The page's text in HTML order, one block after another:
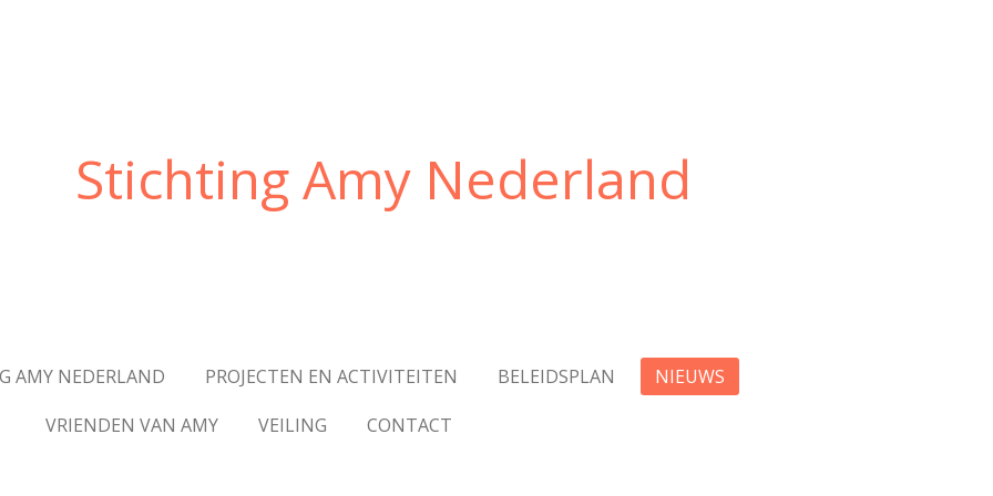
Stichting Amy Nederland
AMY NEDERLAND PROJECTEN EN ACTIVITEITEN BELEIDSPLAN
NIEUWS
VRIENDEN VAN AMY
VEILING CONTACT